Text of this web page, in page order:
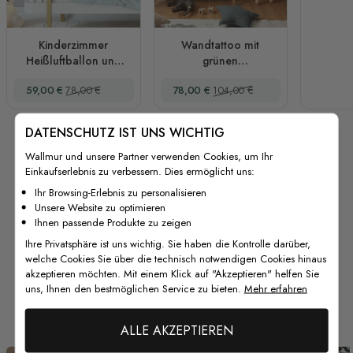
Kinderzimmer
Heißluftballon und
Silhouette Wandtattoo
Sonderpreis
59,00 € Regulärer Preis
78,00 €
Wandtattoo mit
grünen
braunen Flugzeugen
Kinderzimmer
Sonderpreis
78,00 € Regulärer Preis
104,00 €
Von unseren Kunden
DATENSCHUTZ IST UNS WICHTIG
Wallmur und unsere Partner verwenden Cookies, um Ihr
Einkaufserlebnis zu verbessern. Dies ermöglicht uns:
Ihr Browsing-Erlebnis zu personalisieren
Unsere Website zu optimieren
Ihnen passende Produkte zu zeigen
Ihre Privatsphäre ist uns wichtig. Sie haben die Kontrolle darüber,
welche Cookies Sie über die technisch notwendigen Cookies hinaus
akzeptieren möchten. Mit einem Klick auf "Akzeptieren" helfen Sie
uns, Ihnen den bestmöglichen Service zu bieten. Mehr erfahren
ALLE AKZEPTIEREN